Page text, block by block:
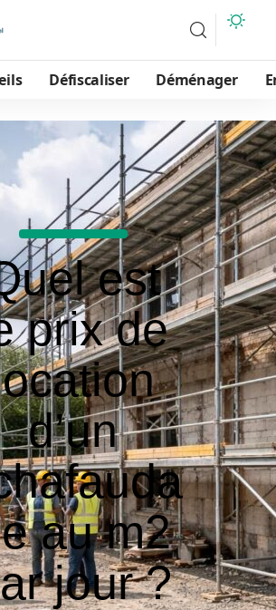
Défiscaliser Déménager
est
prix de
d’un
au m2
jour ?